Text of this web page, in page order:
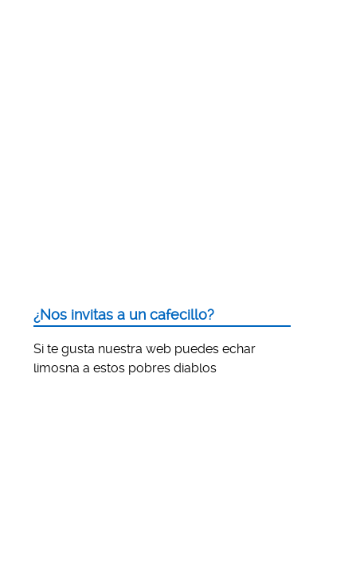
¿Nos invitas a un cafecillo?
Si te gusta nuestra web puedes echar
limosna a estos pobres diablos